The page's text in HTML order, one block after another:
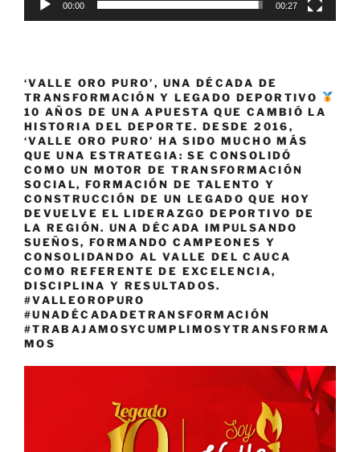
00:00 00:27
‘VALLE ORO PURO’, UNA DÉCADA DE
TRANSFORMACIÓN Y LEGADO DEPORTIVO
10 AÑOS DE UNA APUESTA QUE CAMBIÓ LA
HISTORIA DEL DEPORTE. DESDE 2016,
‘VALLE ORO PURO’ HA SIDO MUCHO MÁS
QUE UNA ESTRATEGIA: SE CONSOLIDÓ
COMO UN MOTOR DE TRANSFORMACIÓN
SOCIAL, FORMACIÓN DE TALENTO Y
CONSTRUCCIÓN DE UN LEGADO QUE HOY
DEVUELVE EL LIDERAZGO DEPORTIVO DE
LA REGIÓN. UNA DÉCADA IMPULSANDO
SUEÑOS, FORMANDO CAMPEONES Y
CONSOLIDANDO AL VALLE DEL CAUCA
COMO REFERENTE DE EXCELENCIA,
DISCIPLINA Y RESULTADOS.
#VALLEOROPURO
#UNADÉCADADETRANSFORMACIÓN
#TRABAJAMOSYCUMPLIMOSYTRANSFORMA
MOS